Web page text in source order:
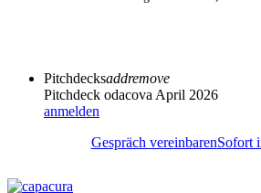
Pitchdecksaddremove
Pitchdeck odacova April 2026
anmelden
Gespräch vereinbarenSofort